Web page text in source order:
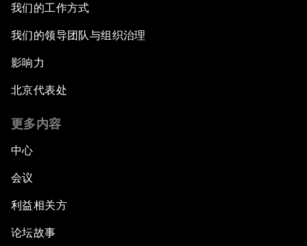
我们的工作方式
我们的领导团队与组织治理
影响力
北京代表处
更多内容
中心
会议
利益相关方
论坛故事